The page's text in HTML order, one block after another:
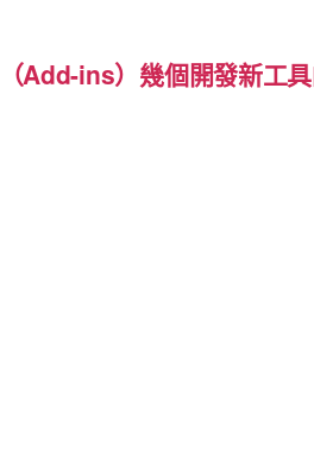
Add-ins）幾個開發新工